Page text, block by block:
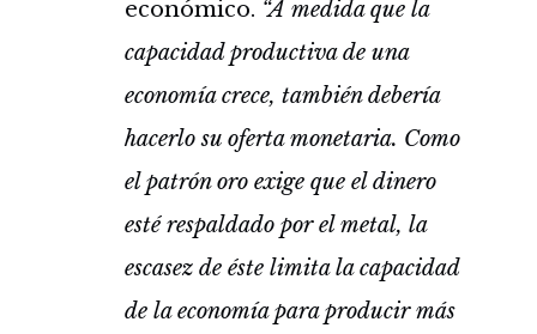
económico. “A medida que la
capacidad productiva de una
economía crece, también debería
hacerlo su oferta monetaria. Como
el patrón oro exige que el dinero
esté respaldado por el metal, la
escasez de éste limita la capacidad
de la economía para producir más